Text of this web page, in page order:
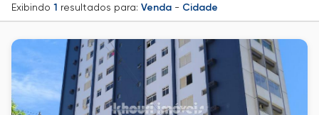
Exibindo 1 resultados para: Venda - Cidade